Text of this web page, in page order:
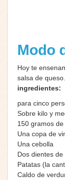
Modo
Hoy te
salsa de
ingredientes:
para cinco
Sobre kilo y
150 gramos
Una copa de
Una cebolla
Dos dientes de
Patatas (la
Caldo de